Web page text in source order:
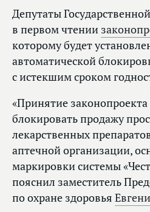
Депутаты
в первом чтении
которому будет
автоматической
с истекшим сроком
«Принятие
блокировать продажу
лекарственных
аптечной организации,
маркировки системы
пояснил заместитель
по охране здоровья